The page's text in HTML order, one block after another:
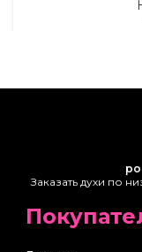
Заказать духи по